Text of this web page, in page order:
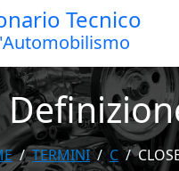
Tecnico
TERMINI C